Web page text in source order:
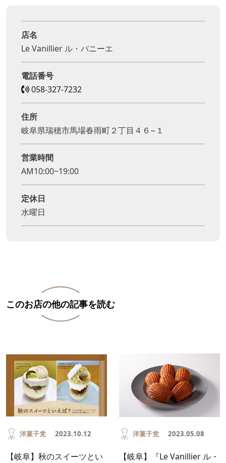
店名
Le Vanillier ル・バニーエ
電話番号
058-327-7232
住所
岐阜県瑞穂市馬場春雨町２丁目４６−１
営業時間
AM10:00~19:00
定休日
水曜日
このお店の他の記事を読む
洋菓子党 2023.10.12
【岐阜】秋のスイーツとい
洋菓子党 2023.05.08
【岐阜】『Le Vanillier ル・